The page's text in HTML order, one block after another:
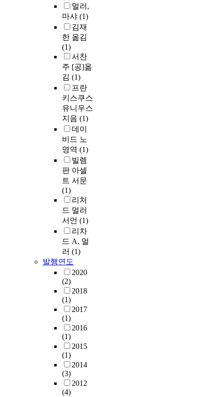
멀러,
마샤 (1)
김재
한 옮김
(1)
서찬
주 [공]옮
김 (1)
프란
키스쿠스
유니우스
지음 (1)
데이
비드 노
영역 (1)
빌렘
판 아셀
트 서문
(1)
리처
드 멀러
서언 (1)
리차
드 A. 멀
러 (1)
발행연도
2020
(2)
2018
(1)
2017
(1)
2016
(1)
2015
(1)
2014
(3)
2012
(4)